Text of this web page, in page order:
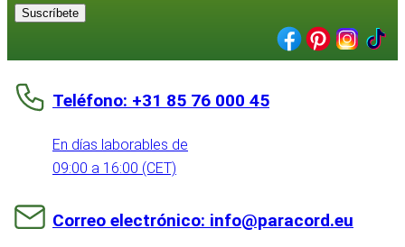
Suscríbete
Teléfono: +31 85 76 000 45
En días laborables de
09:00 a 16:00 (CET)
Correo electrónico: info@paracord.eu